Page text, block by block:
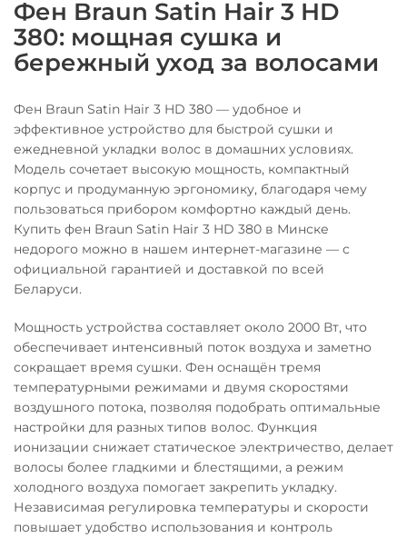
Фен Braun Satin Hair 3 HD
380: мощная сушка и
бережный уход за волосами
Фен Braun Satin Hair 3 HD 380 — удобное и
эффективное устройство для быстрой сушки и
ежедневной укладки волос в домашних условиях.
Модель сочетает высокую мощность, компактный
корпус и продуманную эргономику, благодаря чему
пользоваться прибором комфортно каждый день.
Купить фен Braun Satin Hair 3 HD 380 в Минске
недорого можно в нашем интернет-магазине — с
официальной гарантией и доставкой по всей
Беларуси.
Мощность устройства составляет около 2000 Вт, что
обеспечивает интенсивный поток воздуха и заметно
сокращает время сушки. Фен оснащён тремя
температурными режимами и двумя скоростями
воздушного потока, позволяя подобрать оптимальные
настройки для разных типов волос. Функция
ионизации снижает статическое электричество, делает
волосы более гладкими и блестящими, а режим
холодного воздуха помогает закрепить укладку.
Независимая регулировка температуры и скорости
повышает удобство использования и контроль